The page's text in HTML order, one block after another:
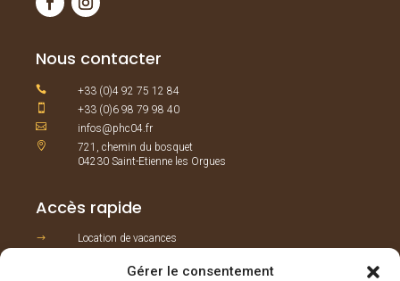
Gérer le consentement
Nous contacter
 +33 (0)4 92 75 12 84
+33 (0)6 98 79 98 40
 infos@phc04.fr

721, chemin du bosquet
04230 Saint-Etienne les Orgues
Accès rapide
$ Location de vacances